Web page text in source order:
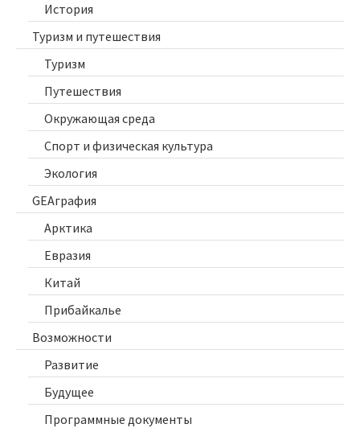
История
Туризм и путешествия
Туризм
Путешествия
Окружающая среда
Спорт и физическая культура
Экология
GEAграфия
Арктика
Евразия
Китай
Прибайкалье
Возможности
Развитие
Будущее
Программные документы